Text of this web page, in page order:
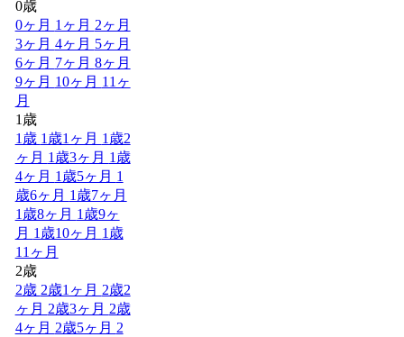
0歳
0ヶ月 1ヶ月 2ヶ月
3ヶ月 4ヶ月 5ヶ月
6ヶ月 7ヶ月 8ヶ月
9ヶ月 10ヶ月 11ヶ
月
1歳
1歳 1歳1ヶ月 1歳2
ヶ月 1歳3ヶ月 1歳
4ヶ月 1歳5ヶ月 1
歳6ヶ月 1歳7ヶ月
1歳8ヶ月 1歳9ヶ
月 1歳10ヶ月 1歳
11ヶ月
2歳
2歳 2歳1ヶ月 2歳2
ヶ月 2歳3ヶ月 2歳
4ヶ月 2歳5ヶ月 2